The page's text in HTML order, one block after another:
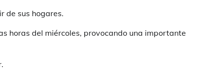
de sus hogares.
horas del miércoles, provocando una importante